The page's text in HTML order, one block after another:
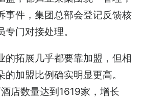
事件，集团总部会登记反馈核
门对接处理。
的拓展几乎都要靠加盟，但相
加盟比例确实明显更高。
店数量达到1619家，增长